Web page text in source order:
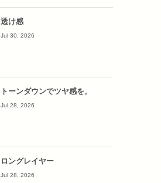
透け感
Jul 30, 2026
トーンダウンでツヤ感を。
Jul 28, 2026
ロングレイヤー
Jul 28, 2026